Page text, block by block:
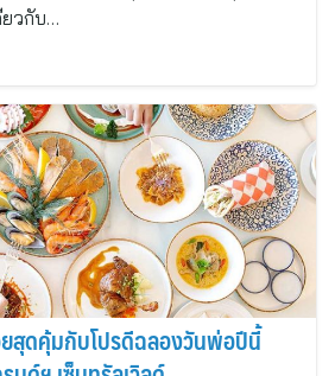
ยวกับ…
สุดคุ้มกับโปรดีฉลองวันพ่อปีนี้